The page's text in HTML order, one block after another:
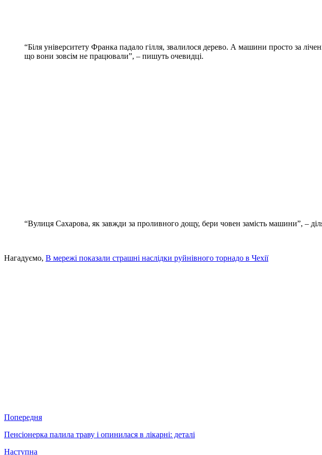
“Біля університету Франка падало гілля, звалилося дерево. А машини просто за
що вони зовсім не працювали”, – пишуть очевидці.
“Вулиця Сахарова, як завжди за проливного дощу, бери човен замість машини”, –
Нагадуємо, В мережі показали страшні наслідки руйнівного торнадо в Чехії
Попередня
Пенсіонерка палила траву і опинилася в лікарні: деталі
Наступна